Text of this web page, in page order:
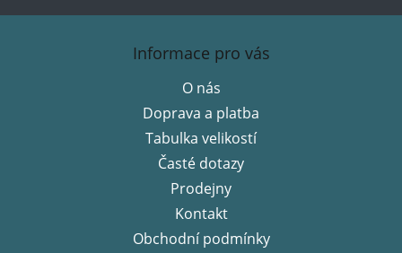
Informace pro vás
O nás
Doprava a platba
Tabulka velikostí
Časté dotazy
Prodejny
Kontakt
Obchodní podmínky